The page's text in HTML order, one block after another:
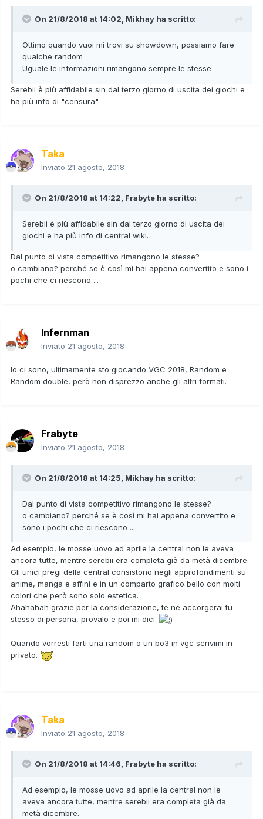
On 21/8/2018 at 14:02, Mikhay ha scritto:
Ottimo quando vuoi mi trovi su showdown, possiamo fare
qualche random
Uguale le informazioni rimangono sempre le stesse
Serebii è più affidabile sin dal terzo giorno di uscita dei giochi e
ha più info di "censura"
Taka
Inviato 21 agosto, 2018
On 21/8/2018 at 14:22, Frabyte ha scritto:
Serebii è più affidabile sin dal terzo giorno di uscita dei
giochi e ha più info di central wiki.
Dal punto di vista competitivo rimangono le stesse?
o cambiano? perché se è così mi hai appena convertito e sono i
pochi che ci riescono ...
Infernman
Inviato 21 agosto, 2018
Io ci sono, ultimamente sto giocando VGC 2018, Random e
Random double, però non disprezzo anche gli altri formati.
Frabyte
Inviato 21 agosto, 2018
On 21/8/2018 at 14:25, Mikhay ha scritto:
Dal punto di vista competitivo rimangono le stesse?
o cambiano? perché se è così mi hai appena convertito e
sono i pochi che ci riescono ...
Ad esempio, le mosse uovo ad aprile la central non le aveva
ancora tutte, mentre serebii era completa già da metà dicembre.
Gli unici pregi della central consistono negli approfondimenti su
anime, manga e affini e in un comparto grafico bello con molti
colori che però sono solo estetica.
Ahahahah grazie per la considerazione, te ne accorgerai tu
stesso di persona, provalo e poi mi dici.
Quando vorresti farti una random o un bo3 in vgc scrivimi in
privato.
Taka
Inviato 21 agosto, 2018
On 21/8/2018 at 14:46, Frabyte ha scritto:
Ad esempio, le mosse uovo ad aprile la central non le
aveva ancora tutte, mentre serebii era completa già da
metà dicembre.